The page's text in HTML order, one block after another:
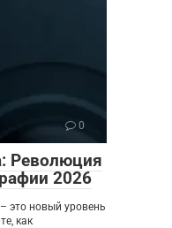
0
Революция
2026
это новый уровень
как